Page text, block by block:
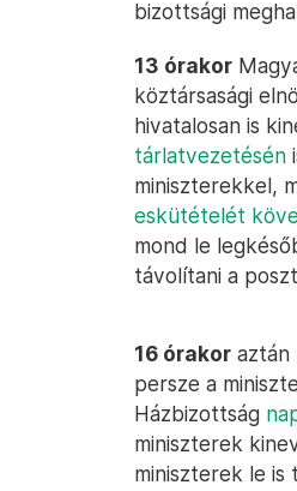
bizottsági
13 órakor
köztársasági
hivatalosan is
tárlatvezetésén
miniszterekkel,
eskütételét
mond le
távolítani a
16 órakor aztán
persze a
Házbizottság
miniszterek
miniszterek le is